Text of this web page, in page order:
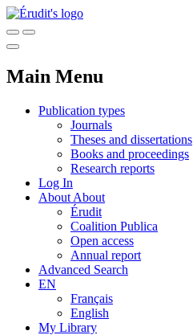
Main Menu
Publication types
Journals
Theses and dissertations
Books and proceedings
Research reports
Log In
About About
Érudit
Coalition Publica
Open access
Annual report
Advanced Search
EN
Français
English
My Library